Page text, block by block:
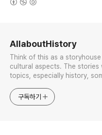
AllaboutHistory
Think of this as a
cultural aspects. The stories
topics, especially history,
approach will be to resist any
generalized viewpoint
구독하기